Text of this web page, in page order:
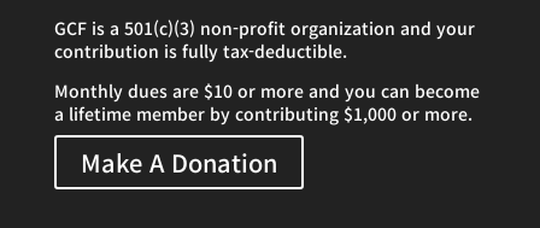
GCF is a 501(c)(3) non-profit organization and your
contribution is fully tax-deductible.
Monthly dues are $10 or more and you can become
a lifetime member by contributing $1,000 or more.
Make A Donation